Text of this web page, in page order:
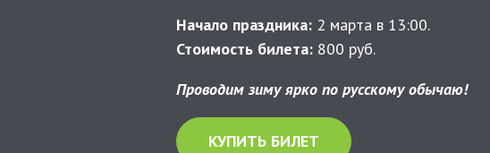
Начало праздника: 2 марта в 13:00.
Стоимость билета: 800 руб.
Проводим зиму ярко по русскому обычаю!
КУПИТЬ БИЛЕТ